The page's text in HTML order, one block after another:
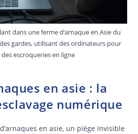
dans une ferme d’arnaque en Asie du
gardes, utilisant des ordinateurs pour
escroqueries en ligne
en asie : la
numérique
en asie, un piège invisible